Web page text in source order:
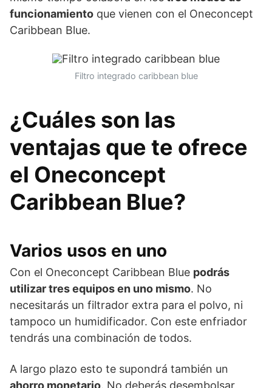
funcionamiento que vienen con el Oneconcept
Caribbean Blue.
Filtro integrado caribbean blue
¿Cuáles son las
ventajas que te ofrece
el Oneconcept
Caribbean Blue?
Varios usos en uno
Con el Oneconcept Caribbean Blue podrás
utilizar tres equipos en uno mismo. No
necesitarás un filtrador extra para el polvo, ni
tampoco un humidificador. Con este enfriador
tendrás una combinación de todos.
A largo plazo esto te supondrá también un
ahorro monetario. No deberás desembolsar